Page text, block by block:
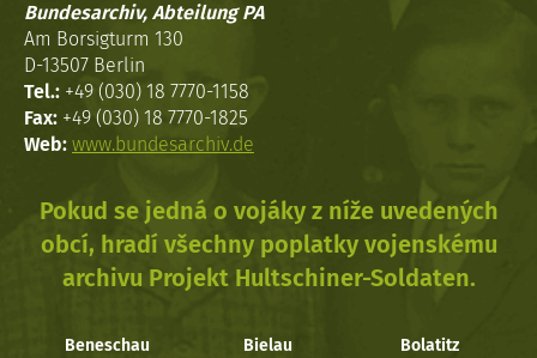
Bundesarchiv, Abteilung PA
Am Borsigturm 130
D-13507 Berlin
Tel.: +49 (030) 18 7770-1158
Fax: +49 (030) 18 7770-1825
Web: www.bundesarchiv.de
Pokud se jedná o vojáky z níže uvedených
obcí, hradí všechny poplatky vojenskému
archivu Projekt Hultschiner-Soldaten.
Beneschau Bielau Bolatitz